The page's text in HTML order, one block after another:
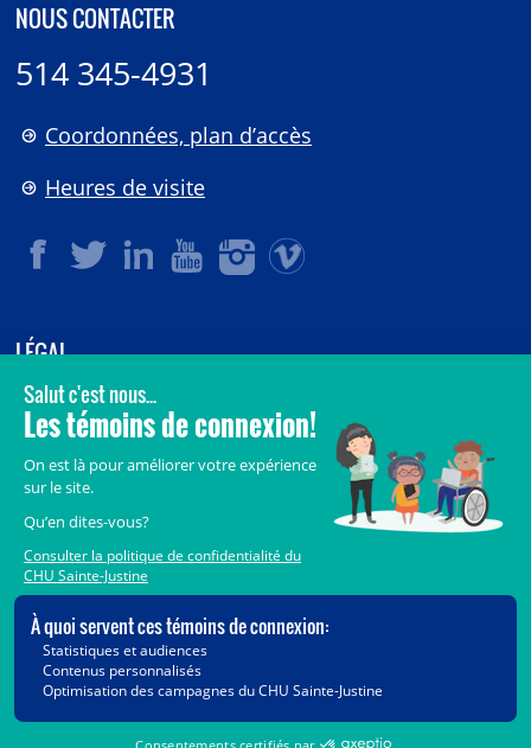
NOUS CONTACTER
514 345-4931
Coordonnées, plan d’accès
Heures de visite
LÉGAL
© 2006-2026CHU Sainte-Justine.
Tous droits réservés.
Crédits
Accès aux documents des organismes publics